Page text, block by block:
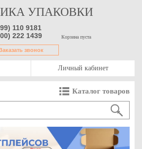
УПАКОВКИ
110 9181
222 1439
звонок
Корзина пуста
Личный кабинет
Каталог товаров